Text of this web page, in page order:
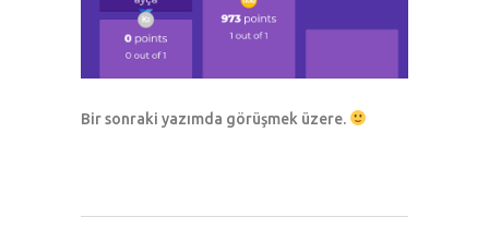
Bir sonraki yazımda görüşmek üzere.